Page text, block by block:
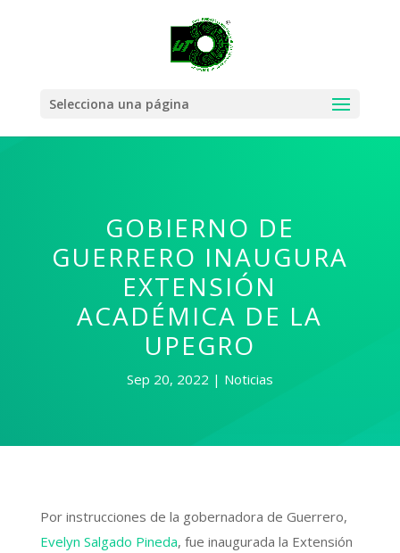
Selecciona una página
GOBIERNO DE
GUERRERO INAUGURA
EXTENSIÓN
ACADÉMICA DE LA
UPEGRO
Sep 20, 2022 Noticias
Por instrucciones de la gobernadora de Guerrero,
Evelyn Salgado Pineda, fue inaugurada la Extensión